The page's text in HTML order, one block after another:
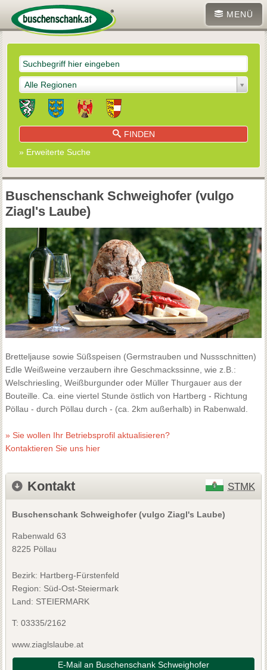
MENÜ
Alle Regionen
FINDEN
» Erweiterte Suche
Buschenschank Schweighofer (vulgo
Ziagl's Laube)
Bretteljause sowie Süßspeisen (Germstrauben und Nussschnitten)
Edle Weißweine verzaubern ihre Geschmackssinne, wie z.B.:
Welschriesling, Weißburgunder oder Müller Thurgauer aus der
Bouteille. Ca. eine viertel Stunde östlich von Hartberg - Richtung
Pöllau - durch Pöllau durch - (ca. 2km außerhalb) in Rabenwald.
» Sie wollen Ihr Betriebsprofil aktualisieren?
Kontaktieren Sie uns hier
Kontakt STMK
Buschenschank Schweighofer (vulgo Ziagl's Laube)
Rabenwald 63
8225 Pöllau
Bezirk: Hartberg-Fürstenfeld
Region: Süd-Ost-Steiermark
Land: STEIERMARK
T: 03335/2162
www.ziaglslaube.at
E-Mail an Buschenschank Schweighofer